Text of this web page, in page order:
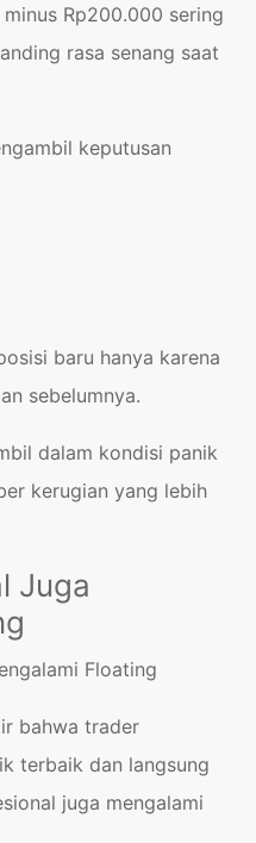
Rp200.000 sering
rasa senang saat
keputusan
baru hanya karena
sebelumnya.
dalam kondisi panik
kerugian yang lebih
Juga
bahwa trader
terbaik dan langsung
juga mengalami